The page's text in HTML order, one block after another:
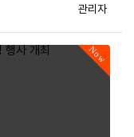
등록자
관리자
Now